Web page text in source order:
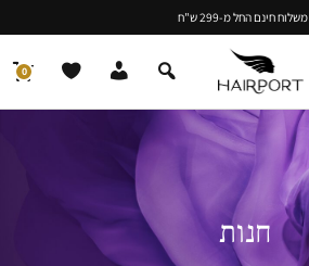
משלוח חינם החל מ-299 ש"ח
0
חנות